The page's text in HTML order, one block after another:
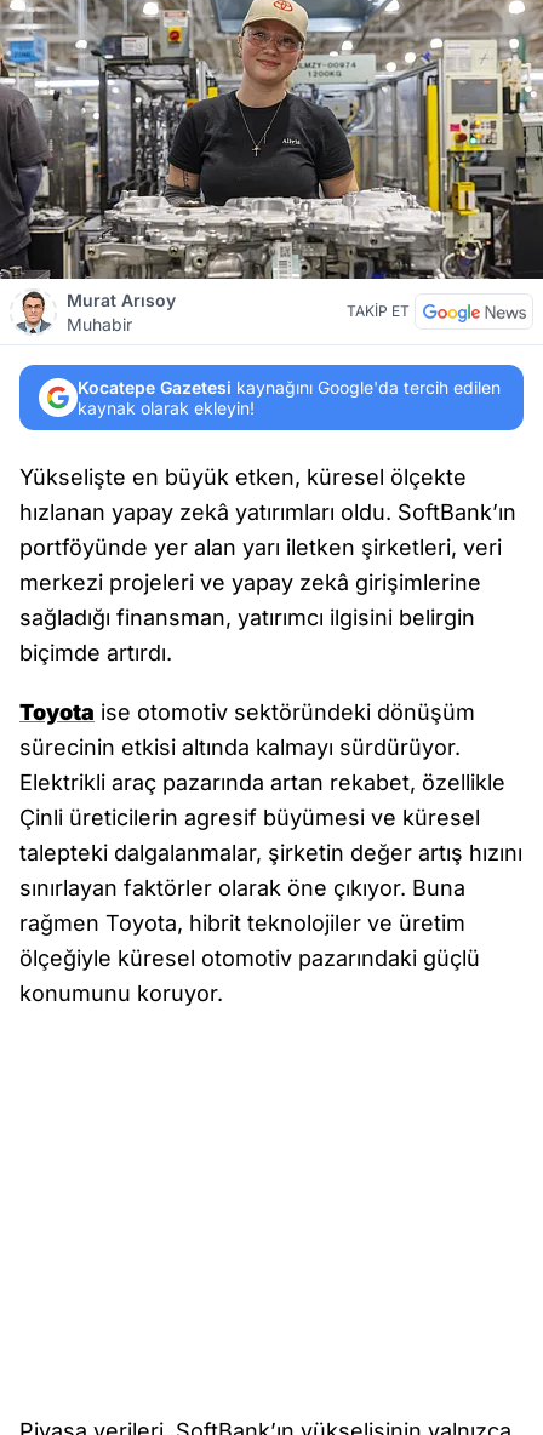
Murat Arısoy
Muhabir
TAKİP ET
Kocatepe Gazetesi kaynağını Google'da tercih edilen
kaynak olarak ekleyin!
Yükselişte en büyük etken, küresel ölçekte
hızlanan yapay zekâ yatırımları oldu. SoftBank’ın
portföyünde yer alan yarı iletken şirketleri, veri
merkezi projeleri ve yapay zekâ girişimlerine
sağladığı finansman, yatırımcı ilgisini belirgin
biçimde artırdı.
Toyota ise otomotiv sektöründeki dönüşüm
sürecinin etkisi altında kalmayı sürdürüyor.
Elektrikli araç pazarında artan rekabet, özellikle
Çinli üreticilerin agresif büyümesi ve küresel
talepteki dalgalanmalar, şirketin değer artış hızını
sınırlayan faktörler olarak öne çıkıyor. Buna
rağmen Toyota, hibrit teknolojiler ve üretim
ölçeğiyle küresel otomotiv pazarındaki güçlü
konumunu koruyor.